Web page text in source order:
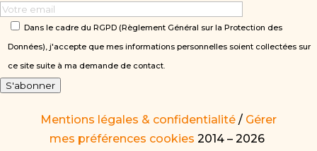
Dans le cadre du RGPD (Règlement Général sur la Protection des
Données), j'accepte que mes informations personnelles soient collectées sur
ce site suite à ma demande de contact.
S'abonner
Mentions légales & confidentialité/ Gérer
mes préférences cookies 2014 – 2026